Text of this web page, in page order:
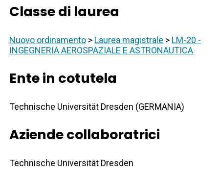
Classe di laurea
Nuovo ordinamento > Laurea magistrale > LM-20 -
INGEGNERIA AEROSPAZIALE E ASTRONAUTICA
Ente in cotutela
Technische Universität Dresden (GERMANIA)
Aziende collaboratrici
Technische Universität Dresden